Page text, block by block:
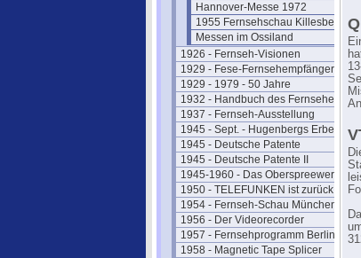
Hannover-Messe 1972
1955 Fernsehschau Killesberg
Messen im Ossiland
1926 - Fernseh-Visionen
1929 - Fese-Fernsehempfänger
1929 - 1979 - 50 Jahre
1932 - Handbuch des Fernsehens
1937 - Fernseh-Ausstellung
1945 - Sept. - Hugenbergs Erbe
1945 - Deutsche Patente
1945 - Deutsche Patente II
1945-1960 - Das Oberspreewerk
1950 - TELEFUNKEN ist zurück
1954 - Fernseh-Schau München
1956 - Der Videorecorder
1957 - Fernsehprogramm Berlin
1958 - Magnetic Tape Splicer